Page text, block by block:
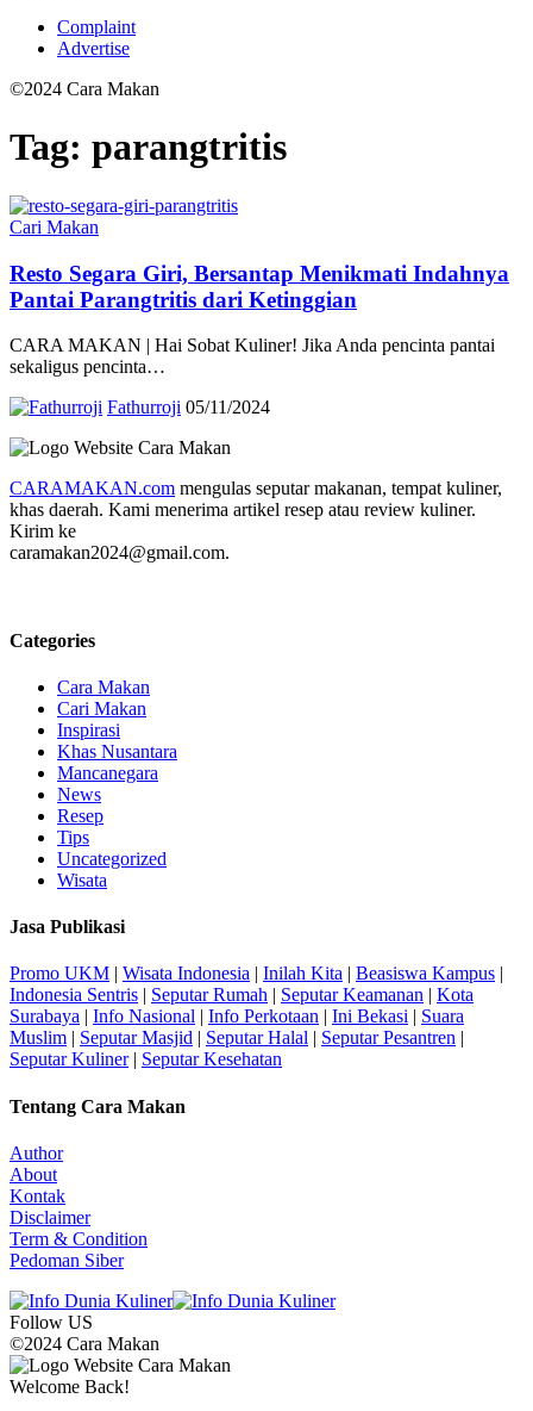
Complaint
Advertise
©2024 Cara Makan
Tag: parangtritis
Cari Makan
Resto Segara Giri, Bersantap Menikmati Indahnya
Pantai Parangtritis dari Ketinggian
CARA MAKAN | Hai Sobat Kuliner! Jika Anda pencinta pantai
sekaligus pencinta…
Fathurroji 05/11/2024
CARAMAKAN.com mengulas seputar makanan, tempat kuliner,
khas daerah. Kami menerima artikel resep atau review kuliner.
Kirim ke
caramakan2024@gmail.com.
Categories
Cara Makan
Cari Makan
Inspirasi
Khas Nusantara
Mancanegara
News
Resep
Tips
Uncategorized
Wisata
Jasa Publikasi
Promo UKM | Wisata Indonesia | Inilah Kita | Beasiswa Kampus |
Indonesia Sentris | Seputar Rumah | Seputar Keamanan | Kota
Surabaya | Info Nasional | Info Perkotaan | Ini Bekasi | Suara
Muslim | Seputar Masjid | Seputar Halal | Seputar Pesantren |
Seputar Kuliner| Seputar Kesehatan
Tentang Cara Makan
Author
About
Kontak
Disclaimer
Term & Condition
Pedoman Siber
Follow US
©2024 Cara Makan
Welcome Back!